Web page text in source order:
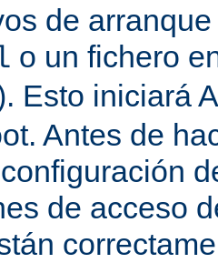
de
o un fichero
Esto iniciará
Antes de
de acceso